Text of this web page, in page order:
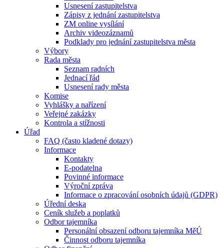
Usnesení zastupitelstva
Zápisy z jednání zastupitelstva
ZM online vysílání
Archiv videozáznamů
Podklady pro jednání zastupitelstva města
Výbory
Rada města
Seznam radních
Jednací řád
Usnesení rady města
Komise
Vyhlášky a nařízení
Veřejné zakázky
Kontrola a stížnosti
Úřad
FAQ (často kladené dotazy)
Informace
Kontakty
E-podatelna
Povinné informace
Výroční zpráva
Informace o zpracování osobních údajů (GDPR)
Úřední deska
Ceník služeb a poplatků
Odbor tajemníka
Personální obsazení odboru tajemníka MěÚ
Činnost odboru tajemníka